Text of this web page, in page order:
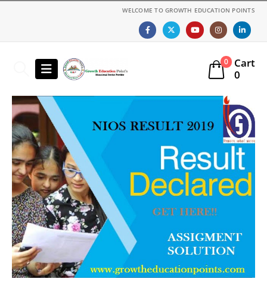
WELCOME TO GROWTH EDUCATION POINTS
0
Cart
0